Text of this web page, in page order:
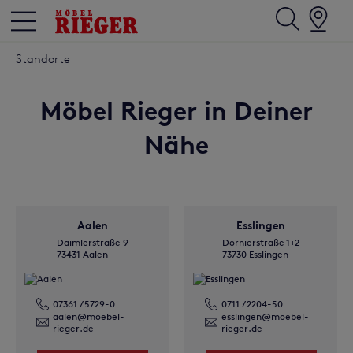
Standorte
Möbel Rieger in Deiner
Nähe
Aalen
Daimlerstraße 9
73431 Aalen
07361 / 5729-0
aalen@moebel-
rieger.de
Esslingen
Dornierstraße 1+2
73730 Esslingen
0711 / 2204-50
esslingen@moebel-
rieger.de